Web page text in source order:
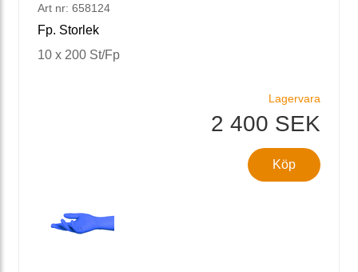
Art nr: 658124
Fp. Storlek
10 x 200 St/Fp
Lagervara
2 400 SEK
Köp